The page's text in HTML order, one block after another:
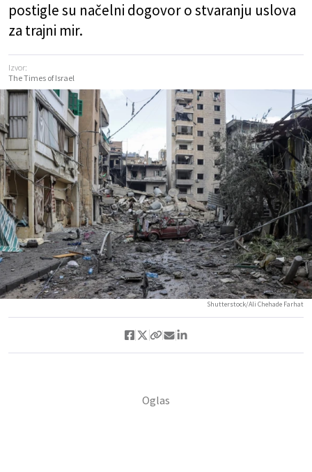
postigle su načelni dogovor o stvaranju uslova
za trajni mir.
Izvor:
The Times of Israel
Shutterstock/Ali Chehade Farhat